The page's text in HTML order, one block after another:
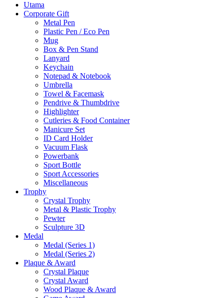
Utama
Corporate Gift
Metal Pen
Plastic Pen / Eco Pen
Mug
Box & Pen Stand
Lanyard
Keychain
Notepad & Notebook
Umbrella
Towel & Facemask
Pendrive & Thumbdrive
Highlighter
Cutleries & Food Container
Manicure Set
ID Card Holder
Vacuum Flask
Powerbank
Sport Bottle
Sport Accessories
Miscellaneous
Trophy
Crystal Trophy
Metal & Plastic Trophy
Pewter
Sculpture 3D
Medal
Medal (Series 1)
Medal (Series 2)
Plaque & Award
Crystal Plaque
Crystal Award
Wood Plaque & Award